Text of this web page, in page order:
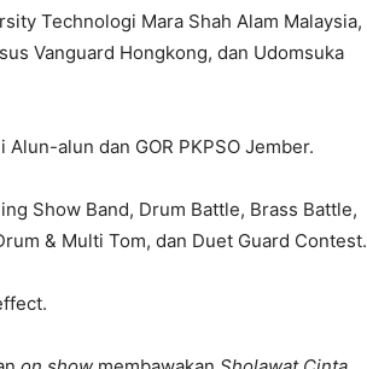
Technologi Mara Shah Alam Malaysia,
Vanguard Hongkong, dan Udomsuka
alun dan GOR PKPSO Jember.
Show Band, Drum Battle, Brass Battle,
& Multi Tom, dan Duet Guard Contest.